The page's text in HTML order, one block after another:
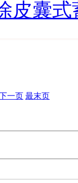
皮囊
一页 最末页